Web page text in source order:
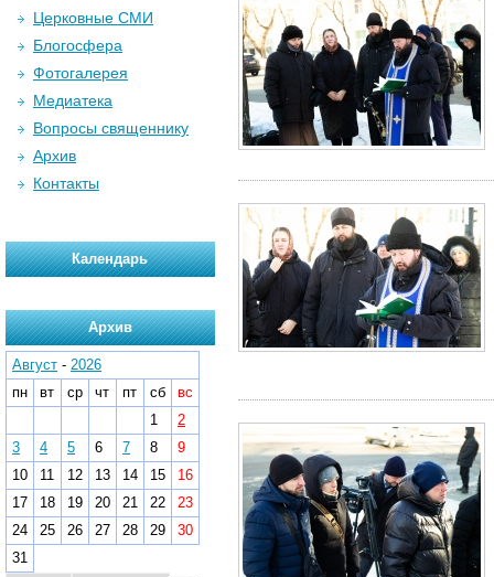
Церковные СМИ
Блогосфера
Фотогалерея
Медиатека
Вопросы священнику
Архив
Контакты
Календарь
Архив
Август - 2026
пн
вт ср чт пт сб
вс
1
2
3
4 5 6 7 8
9
10
11 12 13 14 15
16
17
18 19 20 21 22
23
24
25 26 27 28 29
30
31